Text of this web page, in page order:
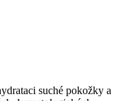
suché pokožky a